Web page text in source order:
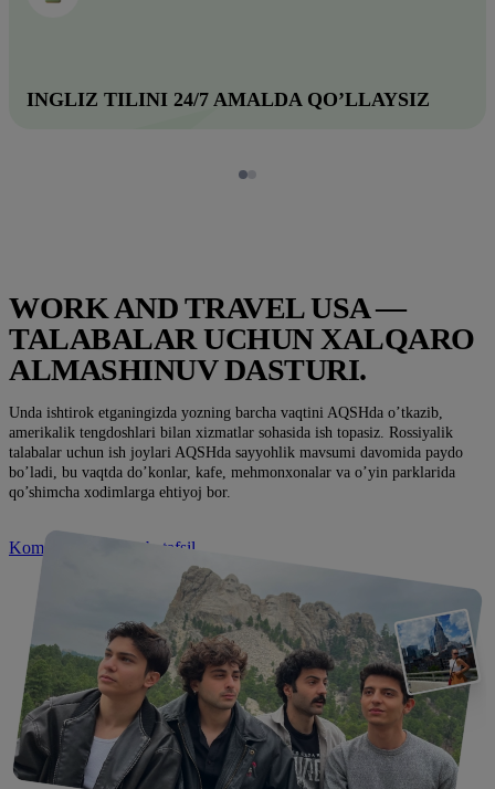
INGLIZ TILINI 24/7 AMALDA QO’LLAYSIZ
WORK AND TRAVEL USA —
TALABALAR UCHUN XALQARO
ALMASHINUV DASTURI.
Unda ishtirok etganingizda yozning barcha vaqtini AQSHda o’tkazib,
amerikalik tengdoshlari bilan xizmatlar sohasida ish topasiz. Rossiyalik
talabalar uchun ish joylari AQSHda sayyohlik mavsumi davomida paydo
bo’ladi, bu vaqtda do’konlar, kafe, mehmonxonalar va o’yin parklarida
qo’shimcha xodimlarga ehtiyoj bor.
Kompaniya haqida batafsil